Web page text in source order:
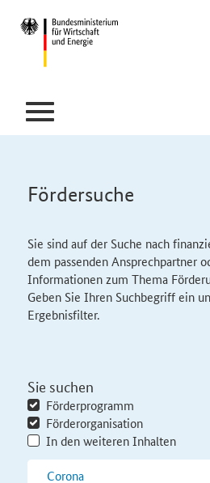
Fördersuche
Sie sind auf der Suche nach
dem passenden Ansprechpartner
Informationen zum Thema
Geben Sie Ihren Suchbegriff ein
Ergebnisfilter.
Sie suchen
Förderprogramm
Förderorganisation
In den weiteren Inhalten